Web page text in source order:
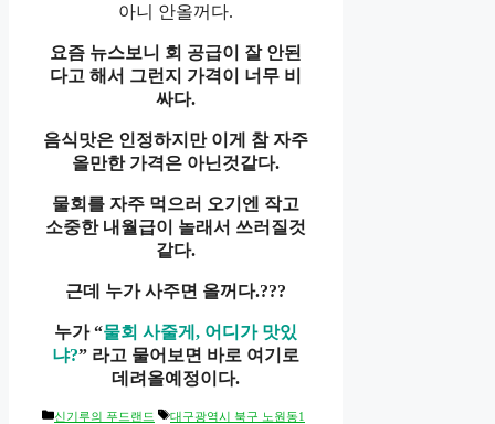
아니 안올꺼다.
요즘 뉴스보니 회 공급이 잘 안된
다고 해서 그런지 가격이 너무 비
싸다.
음식맛은 인정하지만 이게 참 자주
올만한 가격은 아닌것같다.
물회를 자주 먹으러 오기엔 작고
소중한 내월급이 놀래서 쓰러질것
같다.
근데 누가 사주면 올꺼다.???
누가 “물회 사줄게, 어디가 맛있
냐?” 라고 물어보면 바로 여기로
데려올예정이다.
Categories
신기루의 푸드랜드 Tags
대구광역시 북구 노원동1